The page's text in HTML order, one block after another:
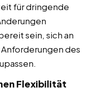
für dringende
sein, sich an
des
Flexibilität